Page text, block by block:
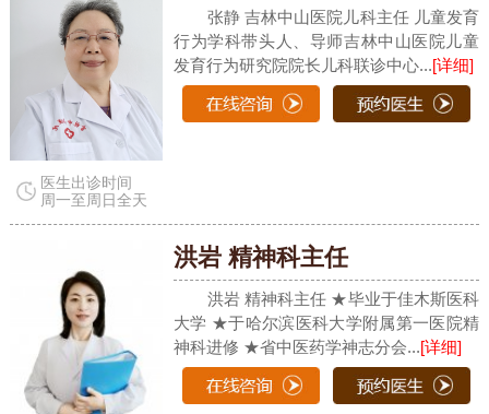
医生出诊时间
周一至周日全天
张静 吉林中山医院儿科主任 儿童发育
行为学科带头人、导师吉林中山医院儿童
发育行为研究院院长儿科联诊中心...[详细]
洪岩 精神科主任
洪岩 精神科主任 ★毕业于佳木斯医科
大学 ★于哈尔滨医科大学附属第一医院精
神科进修 ★省中医药学神志分会...[详细]